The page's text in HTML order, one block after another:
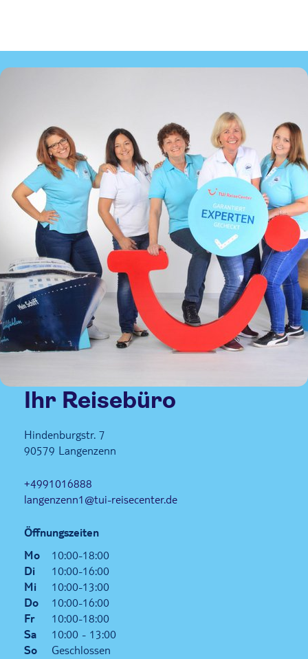
Ihr Reisebüro
Hindenburgstr. 7
90579 Langenzenn
+4991016888
langenzenn1@tui-reisecenter.de
Öffnungszeiten
Mo
10:00-18:00
Di
10:00-16:00
Mi
10:00-13:00
Do
10:00-16:00
Fr
10:00-18:00
Sa
10:00 - 13:00
So
Geschlossen